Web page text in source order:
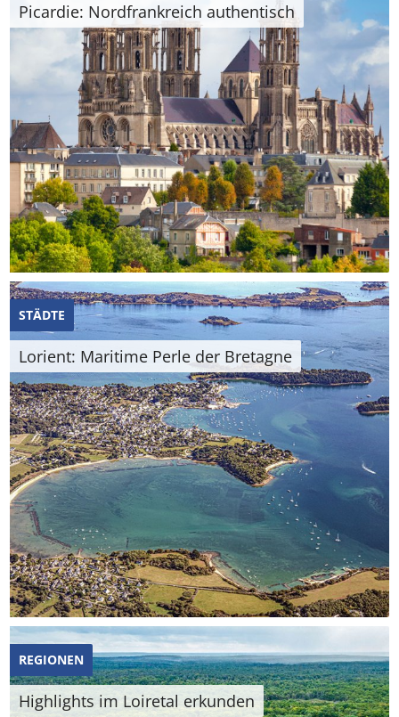
Picardie: Nordfrankreich authentisch
STÄDTE
Lorient: Maritime Perle der Bretagne
REGIONEN
Highlights im Loiretal erkunden